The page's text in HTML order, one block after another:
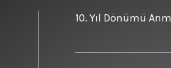
10. Yıl Dönümü